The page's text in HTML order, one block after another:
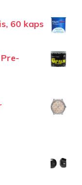
60 kaps